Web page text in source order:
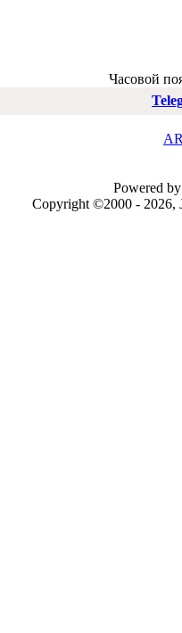
Часовой
Powered
Copyright ©2000 - 2026,